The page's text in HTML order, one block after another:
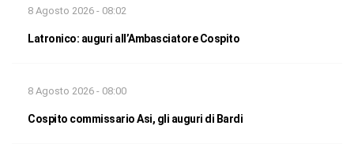
8 Agosto 2026 - 08:02
Latronico: auguri all’Ambasciatore Cospito
8 Agosto 2026 - 08:00
Cospito commissario Asi, gli auguri di Bardi